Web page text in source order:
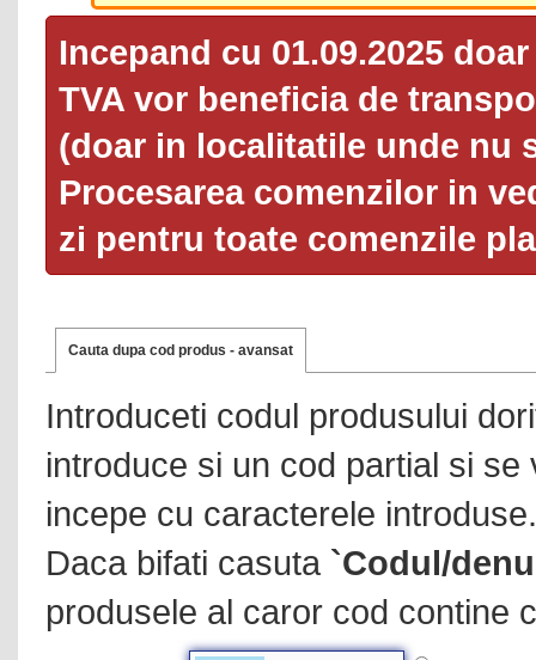
Incepand cu 01.09.2025
TVA vor beneficia de
(doar in localitatile unde nu
Procesarea comenzilor in
zi pentru toate comenzile
Cauta dupa cod produs - avansat
Introduceti codul produsului
introduce si un cod partial si
incepe cu caracterele introduse.
Daca bifati casuta `Codul/
produsele al caror cod contine